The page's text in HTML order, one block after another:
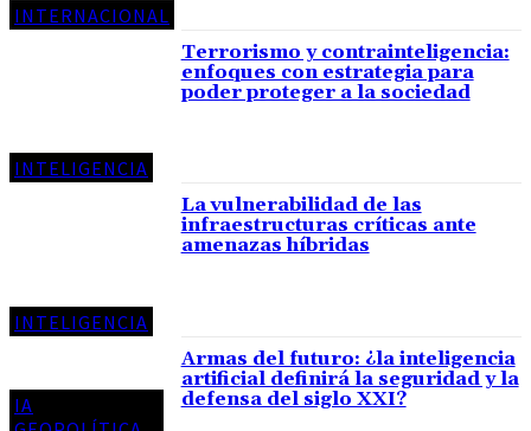
INTERNACIONAL
INTELIGENCIA
Terrorismo y contrainteligencia:
enfoques con estrategia para
poder proteger a la sociedad
INTELIGENCIA
La vulnerabilidad de las
infraestructuras críticas ante
amenazas híbridas
IA
Armas del futuro: ¿la inteligencia
artificial definirá la seguridad y la
defensa del siglo XXI?